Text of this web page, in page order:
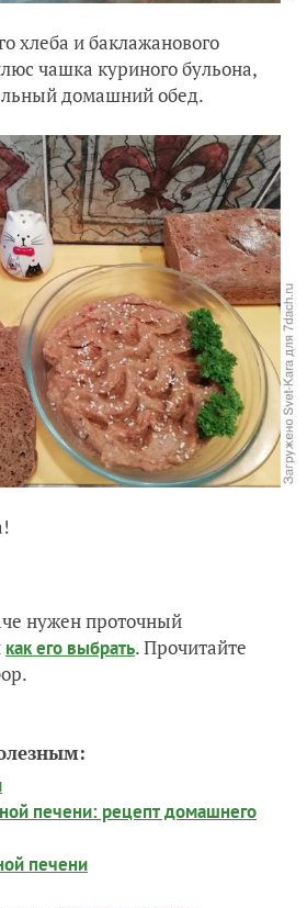
хлеба и баклажанового
чашка куриного бульона,
домашний обед.
нужен проточный
как его выбрать. Прочитайте
печени: рецепт домашнего
печени